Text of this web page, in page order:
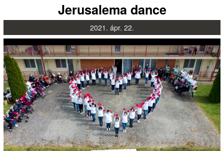
Jerusalema dance
2021. ápr. 22.